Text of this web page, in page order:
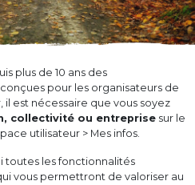
plus de 10 ans des
pour les organisateurs de
est nécessaire que vous soyez
collectivité ou entreprise sur le
utilisateur > Mes infos.
toutes les fonctionnalités
vous permettront de valoriser au